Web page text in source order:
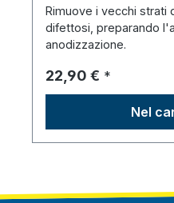
Rimuove i vecchi strati
difettosi, preparando
anodizzazione.
Prezzo normale:
22,90 € *
Nel